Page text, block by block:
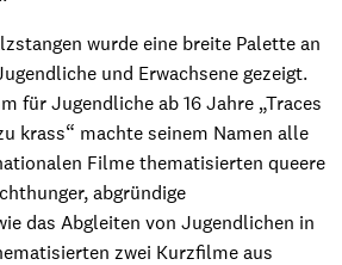
wurde eine breite Palette an
und Erwachsene gezeigt.
für Jugendliche ab 16 Jahre „Traces
krass“ machte seinem Namen alle
Filme thematisierten queere
abgründige
das Abgleiten von Jugendlichen in
zwei Kurzfilme aus